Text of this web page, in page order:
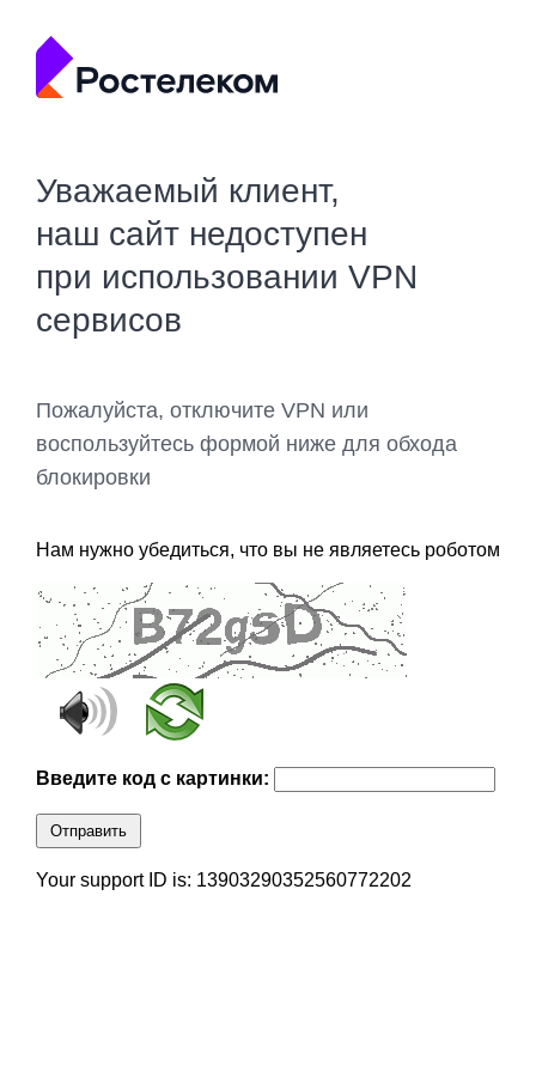
Уважаемый клиент,
наш сайт недоступен
при использовании VPN
сервисов
Пожалуйста, отключите VPN или
воспользуйтесь формой ниже для обхода
блокировки
Нам нужно убедиться, что вы не являетесь роботом
Введите код с картинки:
Отправить
Your support ID is: 13903290352560772202